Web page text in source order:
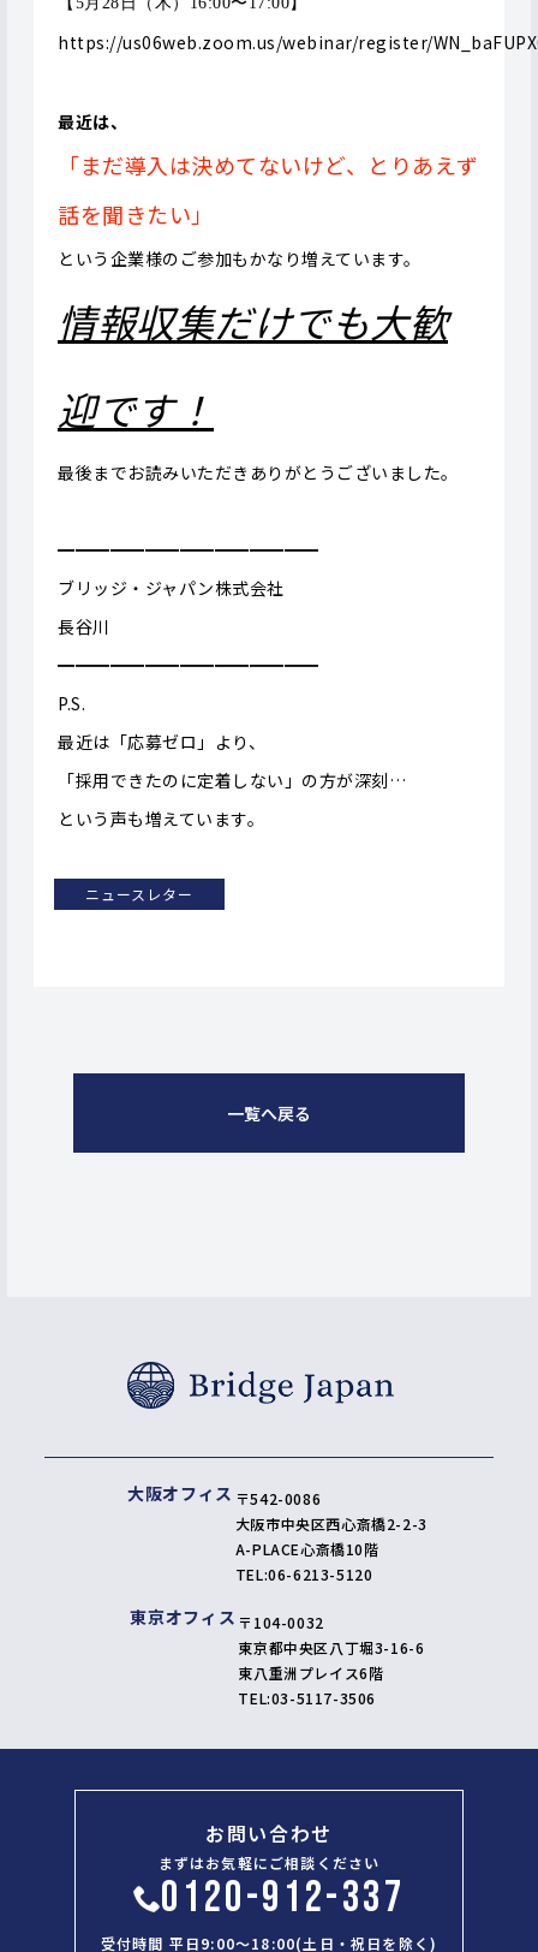
https://us06web.zoom.us/webinar/register/
最近は、
「まだ導入は決めてないけど、とりあえず
話を聞きたい 」
という企業様のご参加もかなり増えています。
情報収集だけでも大歓
迎です！
最後までお読みいただきありがとうございました。
━━━━━━━━━━━━━━━
ブリッジ・ジャパン株式会社
長谷川
━━━━━━━━━━━━━━━
P.S.
最近は「応募ゼロ」より、
「採用できたのに定着しない」の方が深刻…
という声も増えています。
ニュースレター
一覧へ戻る
大阪オフィス 〒542-0086
大阪市中央区西心斎橋2-2-3
A-PLACE心斎橋10階
TEL:06-6213-5120
東京オフィス 〒104-0032
東京都中央区八丁堀3-16-6
東八重洲プレイス6階
TEL:03-5117-3506
お問い合わせ
まずはお気軽にご相談ください
0120-912-337
受付時間 平日9:00～18:00(土日・祝日を除く)